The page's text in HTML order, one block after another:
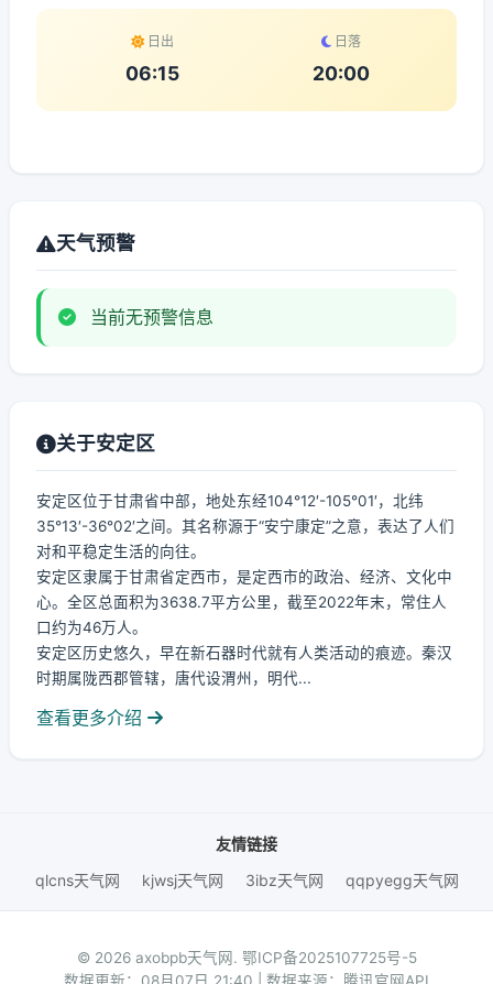
日出
06:15
日落
20:00
天气预警
当前无预警信息
关于安定区
安定区位于甘肃省中部，地处东经104°12′-105°01′，北纬
35°13′-36°02′之间。其名称源于“安宁康定”之意，表达了人们
对和平稳定生活的向往。
安定区隶属于甘肃省定西市，是定西市的政治、经济、文化中
心。全区总面积为3638.7平方公里，截至2022年末，常住人
口约为46万人。
安定区历史悠久，早在新石器时代就有人类活动的痕迹。秦汉
时期属陇西郡管辖，唐代设渭州，明代...
查看更多介绍
友情链接
qlcns天气网
kjwsj天气网 3ibz天气网 qqpyegg天气网
© 2026 axobpb天气网. 鄂ICP备2025107725号-5